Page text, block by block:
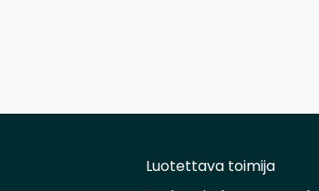
Luotettava toimija